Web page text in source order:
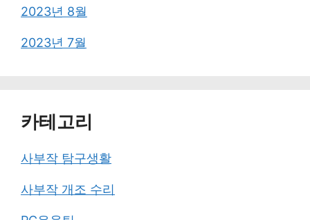
2023년 8월
2023년 7월
카테고리
사부작 탐구생활
사부작 개조 수리